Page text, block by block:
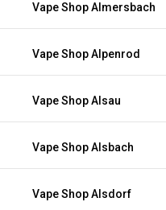
Vape Shop Almersbach
Vape Shop Alpenrod
Vape Shop Alsau
Vape Shop Alsbach
Vape Shop Alsdorf